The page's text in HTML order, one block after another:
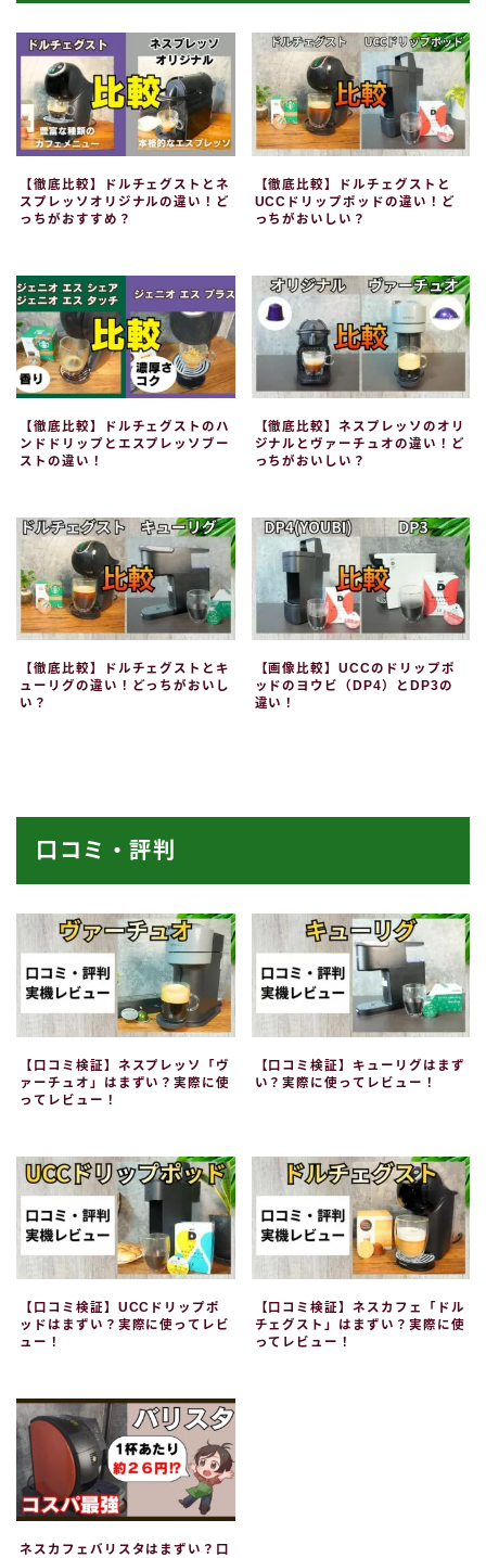
【徹底比較】ドルチェグストとネ
スプレッソオリジナルの違い！ど
っちがおすすめ？
【徹底比較】ドルチェグストと
UCCドリップポッドの違い！ど
っちがおいしい？
【徹底比較】ドルチェグストのハ
ンドドリップとエスプレッソブー
ストの違い！
【徹底比較】ネスプレッソのオリ
ジナルとヴァーチュオの違い！ど
っちがおいしい？
【徹底比較】ドルチェグストとキ
ューリグの違い！どっちがおいし
い？
【画像比較】UCCのドリップポ
ッドのヨウビ（DP4）とDP3の
違い！
口コミ・評判
【口コミ検証】ネスプレッソ「ヴ
ァーチュオ」はまずい？実際に使
ってレビュー！
【口コミ検証】キューリグはまず
い？実際に使ってレビュー！
【口コミ検証】UCCドリップポ
ッドはまずい？実際に使ってレビ
ュー！
【口コミ検証】ネスカフェ「ドル
チェグスト」はまずい？実際に使
ってレビュー！
ネスカフェバリスタはまずい？口